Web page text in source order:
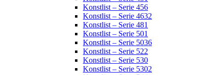
Konstlist – Serie 456
Konstlist – Serie 4632
Konstlist – Serie 481
Konstlist – Serie 501
Konstlist – Serie 5036
Konstlist – Serie 522
Konstlist – Serie 530
Konstlist – Serie 5302